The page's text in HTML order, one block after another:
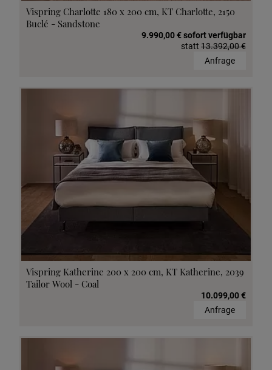
Vispring Charlotte 180 x 200 cm, KT Charlotte, 2150
Buclé - Sandstone
9.990,00 € sofort verfügbar
statt 13.392,00 €
Anfrage
Vispring Katherine 200 x 200 cm, KT Katherine, 2039
Tailor Wool - Coal
10.099,00 €
Anfrage